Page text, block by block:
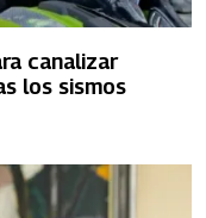
canalizar
los sismos